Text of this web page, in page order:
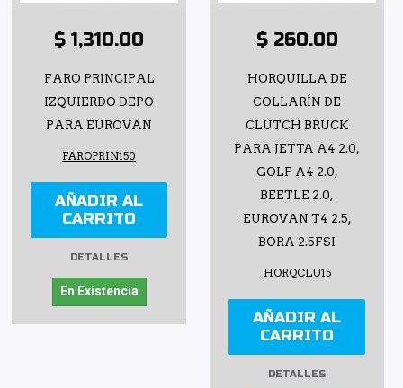
$ 1,310.00
FARO PRINCIPAL
IZQUIERDO DEPO
PARA EUROVAN
FAROPRIN150
AÑADIR AL
CARRITO
DETALLES
En Existencia
$ 260.00
HORQUILLA DE
COLLARÍN DE
CLUTCH BRUCK
PARA JETTA A4 2.0,
GOLF A4 2.0,
BEETLE 2.0,
EUROVAN T4 2.5,
BORA 2.5FSI
HORQCLU15
AÑADIR AL
CARRITO
DETALLES